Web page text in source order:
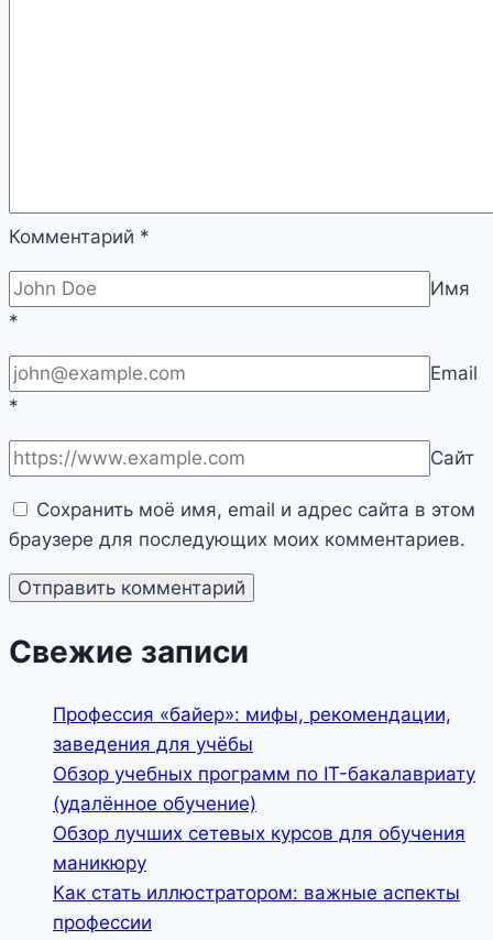
Комментарий *
Имя
*
Email
*
Сайт
Сохранить моё имя, email и адрес сайта в этом
браузере для последующих моих комментариев.
Свежие записи
Профессия «байер»: мифы, рекомендации,
заведения для учёбы
Обзор учебных программ по IT-бакалавриату
(удалённое обучение)
Обзор лучших сетевых курсов для обучения
маникюру
Как стать иллюстратором: важные аспекты
профессии